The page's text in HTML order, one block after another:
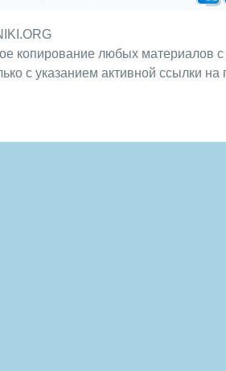
копирование любых материалов
с указанием активной ссылки на